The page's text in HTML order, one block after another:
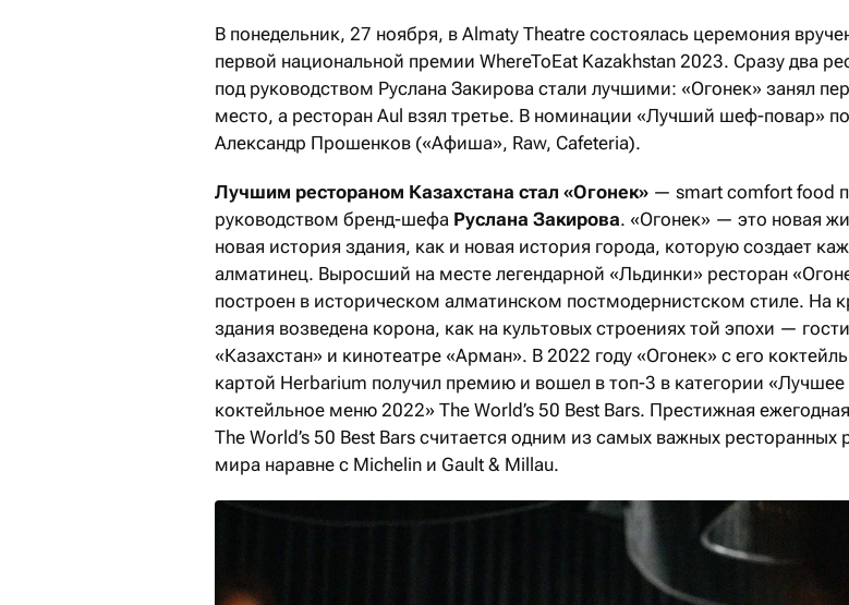
В понедельник, 27 ноября, в Almaty Theatre состоялась церемония
первой национальной премии WhereToEat Kazakhstan 2023. Сразу два
под руководством Руслана Закирова стали лучшими: «Огонек» занял
место, а ресторан Aul взял третье. В номинации «Лучший шеф-повар»
Александр Прошенков («Афиша», Raw, Cafeteria).
Лучшим рестораном Казахстана стал «Огонек» — smart comfort food
руководством бренд-шефа Руслана Закирова. «Огонек» — это новая
новая история здания, как и новая история города, которую создает
алматинец. Выросший на месте легендарной «Льдинки» ресторан
построен в историческом алматинском постмодернистском стиле. На
здания возведена корона, как на культовых строениях той эпохи —
«Казахстан» и кинотеатре «Арман». В 2022 году «Огонек» с его
картой Herbarium получил премию и вошел в топ-3 в категории «Лучшее
коктейльное меню 2022» The World’s 50 Best Bars. Престижная
The World’s 50 Best Bars считается одним из самых важных ресторанных
мира наравне с Michelin и Gault & Millau.